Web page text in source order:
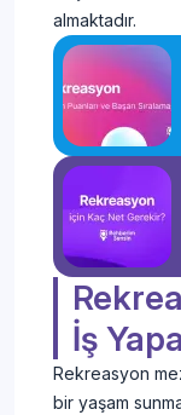
almaktadır.
İş
Rekreasyon
bir yaşam